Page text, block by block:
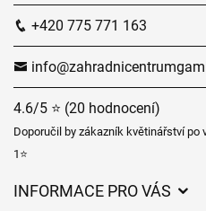
+420 775 771 163
4.6/5 ⭐ (20 hodnocení)
Doporučil by zákazník květinářství po
1⭐
INFORMACE PRO VÁS